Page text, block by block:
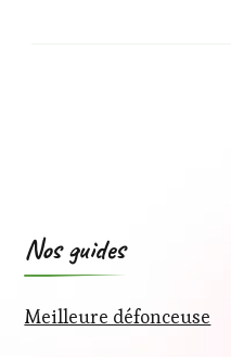
Nos guides
Meilleure défonceuse